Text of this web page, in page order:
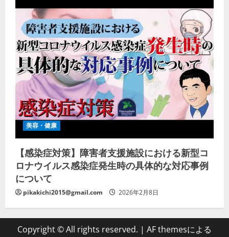
美容・健康
【感染症対策】障害者支援施設における新型コ
ロナウイルス感染症発生時の具体的な対応事例
について
pikakichi2015@gmail.com 2026年2月8日
Copyright © All rights reserved. | AF themesによる